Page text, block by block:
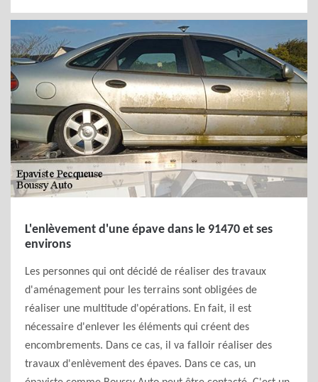
L'enlèvement d'une épave dans le 91470 et ses
environs
Les personnes qui ont décidé de réaliser des travaux
d'aménagement pour les terrains sont obligées de
réaliser une multitude d'opérations. En fait, il est
nécessaire d'enlever les éléments qui créent des
encombrements. Dans ce cas, il va falloir réaliser des
travaux d'enlèvement des épaves. Dans ce cas, un